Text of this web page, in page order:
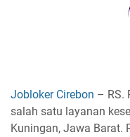
Jobloker Cirebon – RS.
salah satu layanan
Kuningan, Jawa Barat.